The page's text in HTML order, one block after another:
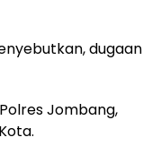
dugaan
Jombang,